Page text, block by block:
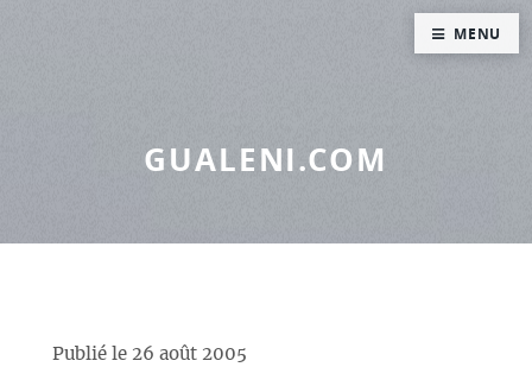
GUALENI.COM
Publié le 26 août 2005
MENU